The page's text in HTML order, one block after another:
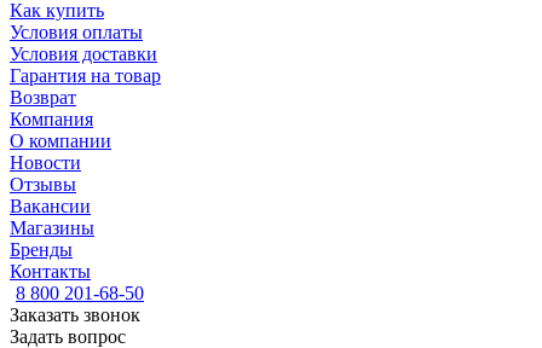
Как купить
Условия оплаты
Условия доставки
Гарантия на товар
Возврат
Компания
О компании
Новости
Отзывы
Вакансии
Магазины
Бренды
Контакты
8 800 201-68-50
Заказать звонок
Задать вопрос